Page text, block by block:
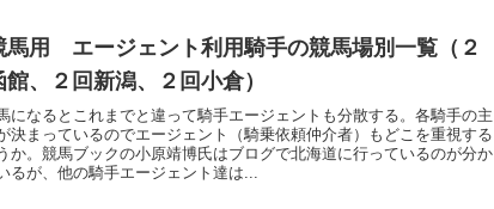
馬用 エージェント利用騎手の競馬場別一覧（２
館、２回新潟、２回小倉）
になるとこれまでと違って騎手エージェントも分散する。各騎手の主
決まっているのでエージェント（騎乗依頼仲介者）もどこを重視する
か。競馬ブックの小原靖博氏はブログで北海道に行っているのが分か
るが、他の騎手エージェント達は...